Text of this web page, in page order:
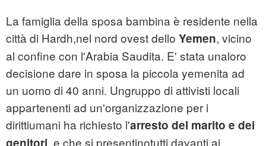
La famiglia della sposa bambina è residente nella
città di Hardh,nel nord ovest dello Yemen, vicino
al confine con l'Arabia Saudita. E' stata unaloro
decisione dare in sposa la piccola yemenita ad
un uomo di 40 anni. Ungruppo di attivisti locali
appartenenti ad un'organizzazione per i
dirittiumani ha richiesto l'arresto del marito e dei
genitori, e che si presentinotutti davanti ai